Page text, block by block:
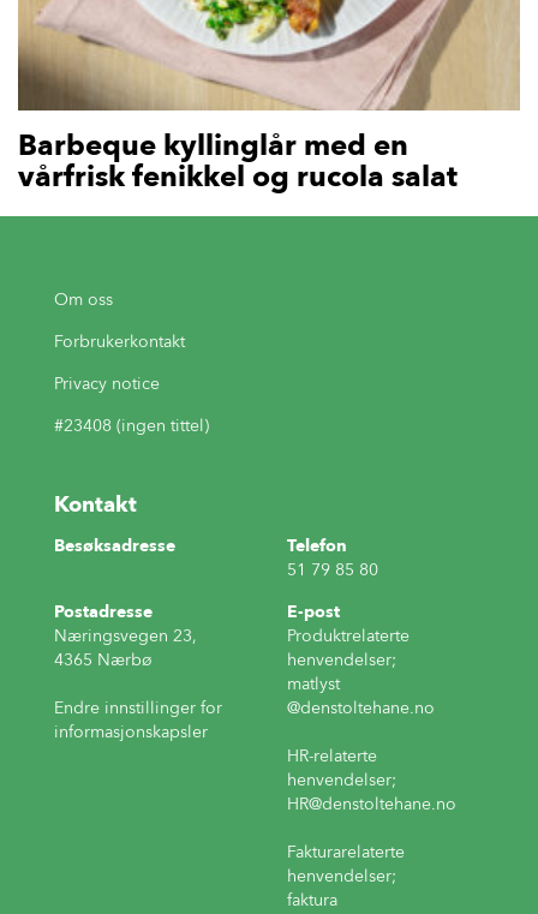
Barbeque kyllinglår med en
vårfrisk fenikkel og rucola salat
Om oss
Forbrukerkontakt
Privacy notice
#23408 (ingen tittel)
Kontakt
Besøksadresse
Telefon
51 79 85 80
Postadresse
Næringsvegen 23,
4365 Nærbø
Endre innstillinger for
informasjonskapsler
E-post
Produktrelaterte
henvendelser;
matlyst
@denstoltehane.no
HR-relaterte
henvendelser;
HR@denstoltehane.no
Fakturarelaterte
henvendelser;
faktura